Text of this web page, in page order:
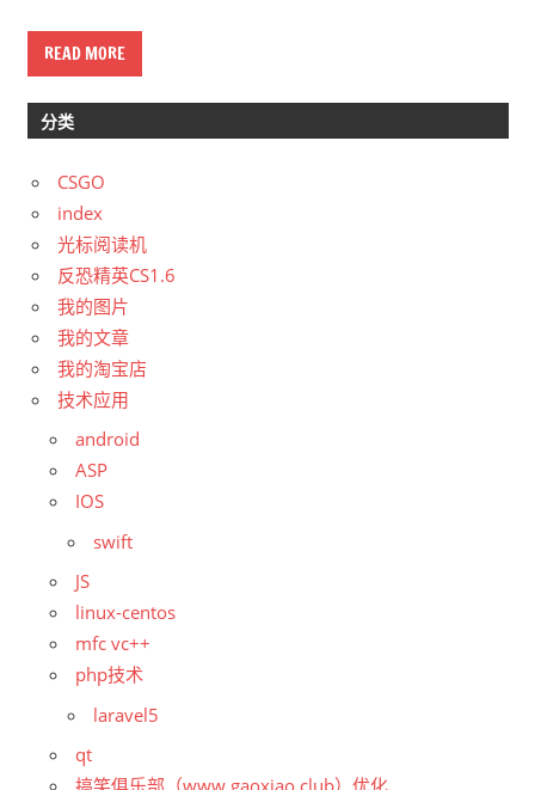
READ MORE
分类
CSGO
index
光标阅读机
反恐精英CS1.6
我的图片
我的文章
我的淘宝店
技术应用
android
ASP
IOS
swift
JS
linux-centos
mfc vc++
php技术
laravel5
qt